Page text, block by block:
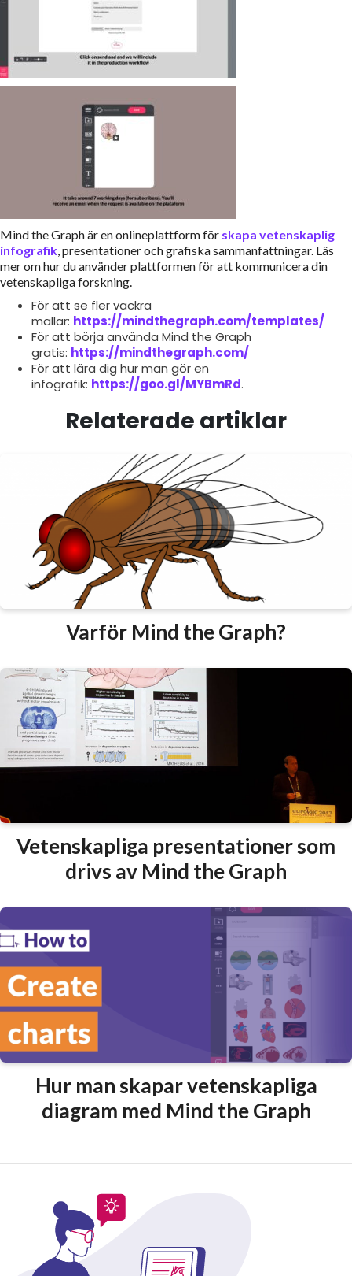
Mind the Graph är en onlineplattform för skapa vetenskaplig
infografik, presentationer och grafiska sammanfattningar. Läs
mer om hur du använder plattformen för att kommunicera din
vetenskapliga forskning.
För att se fler vackra
mallar: https://mindthegraph.com/templates/
För att börja använda Mind the Graph
gratis: https://mindthegraph.com/
För att lära dig hur man gör en
infografik: https://goo.gl/MYBmRd.
Relaterade artiklar
Varför Mind the Graph?
Vetenskapliga presentationer som
drivs av Mind the Graph
Hur man skapar vetenskapliga
diagram med Mind the Graph